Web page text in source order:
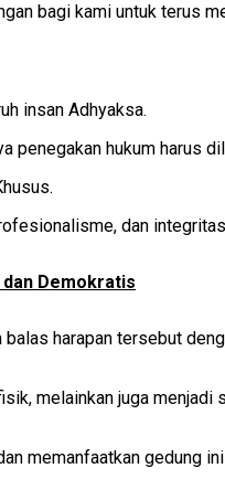
bagi kami untuk terus
insan Adhyaksa.
hukum harus
dan
dan Demokratis
harapan tersebut
melainkan juga
memanfaatkan gedung